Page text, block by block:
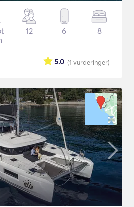
12 6 8
(1 vurderinger)
5.0